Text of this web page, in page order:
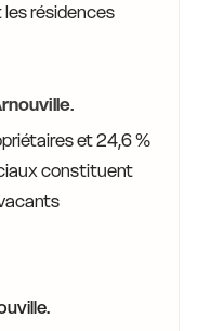
les résidences
et 24,6 %
constituent